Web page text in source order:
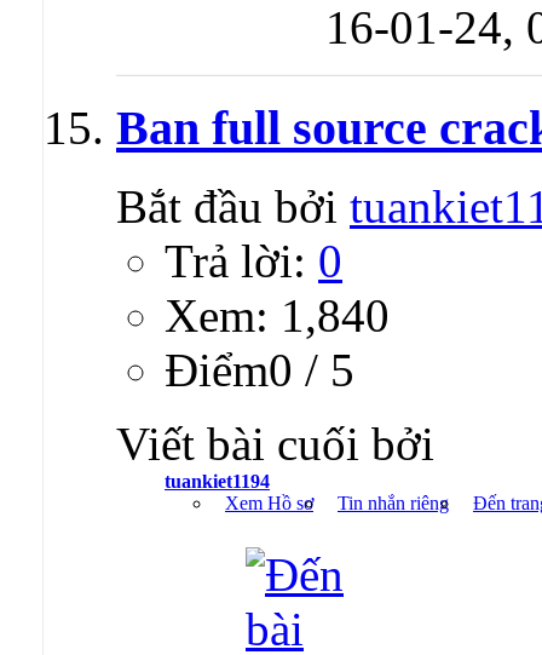
16-01-24,
Ban full source
Bắt đầu bởi
Trả lời: 0
Xem: 1,840
Ðiểm0 / 5
Viết bài cuối bởi
tuankiet1194
Xem Hồ sơ
Tin nhắn riêng Đến